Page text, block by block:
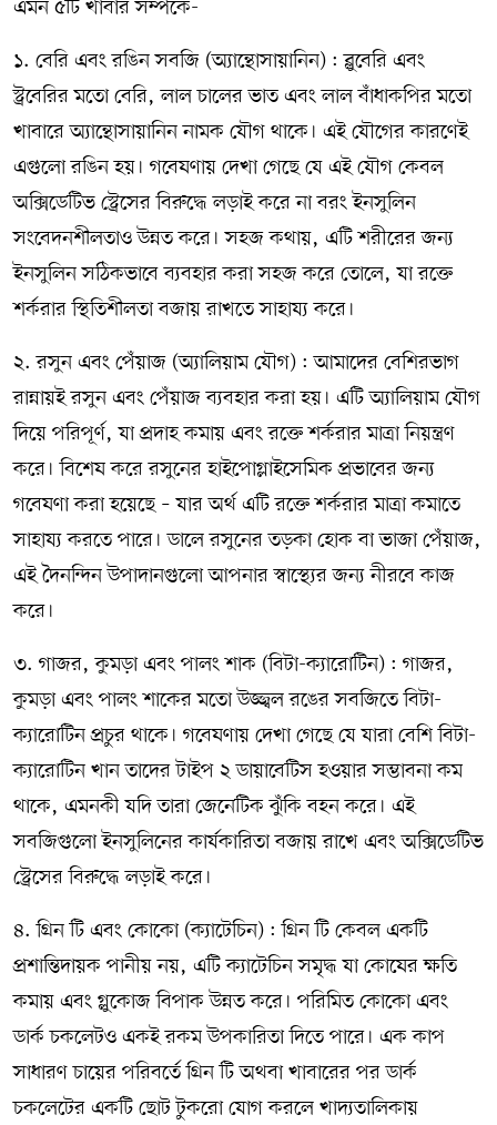
এমন ৫টি খাবার সম্পর্কে-
১. বেরি এবং রঙিন সবজি (অ্যান্থোসায়ানিন) : ব্লুবেরি এবং
স্ট্রবেরির মতো বেরি, লাল চালের ভাত এবং লাল বাঁধাকপির মতো
খাবারে অ্যান্থোসায়ানিন নামক যৌগ থাকে। এই যৌগের কারণেই
এগুলো রঙিন হয়। গবেষণায় দেখা গেছে যে এই যৌগ কেবল
অক্সিডেটিভ স্ট্রেসের বিরুদ্ধে লড়াই করে না বরং ইনসুলিন
সংবেদনশীলতাও উন্নত করে। সহজ কথায়, এটি শরীরের জন্য
ইনসুলিন সঠিকভাবে ব্যবহার করা সহজ করে তোলে, যা রক্তে
শর্করার স্থিতিশীলতা বজায় রাখতে সাহায্য করে।
২. রসুন এবং পেঁয়াজ (অ্যালিয়াম যৌগ) : আমাদের বেশিরভাগ
রান্নায়ই রসুন এবং পেঁয়াজ ব্যবহার করা হয়। এটি অ্যালিয়াম যৌগ
দিয়ে পরিপূর্ণ, যা প্রদাহ কমায় এবং রক্তে শর্করার মাত্রা নিয়ন্ত্রণ
করে। বিশেষ করে রসুনের হাইপোগ্লাইসেমিক প্রভাবের জন্য
গবেষণা করা হয়েছে – যার অর্থ এটি রক্তে শর্করার মাত্রা কমাতে
সাহায্য করতে পারে। ডালে রসুনের তড়কা হোক বা ভাজা পেঁয়াজ,
এই দৈনন্দিন উপাদানগুলো আপনার স্বাস্থ্যের জন্য নীরবে কাজ
করে।
৩. গাজর, কুমড়া এবং পালং শাক (বিটা-ক্যারোটিন) : গাজর,
কুমড়া এবং পালং শাকের মতো উজ্জ্বল রঙের সবজিতে বিটা-
ক্যারোটিন প্রচুর থাকে। গবেষণায় দেখা গেছে যে যারা বেশি বিটা-
ক্যারোটিন খান তাদের টাইপ ২ ডায়াবেটিস হওয়ার সম্ভাবনা কম
থাকে, এমনকী যদি তারা জেনেটিক ঝুঁকি বহন করে। এই
সবজিগুলো ইনসুলিনের কার্যকারিতা বজায় রাখে এবং অক্সিডেটিভ
স্ট্রেসের বিরুদ্ধে লড়াই করে।
৪. গ্রিন টি এবং কোকো (ক্যাটেচিন) : গ্রিন টি কেবল একটি
প্রশান্তিদায়ক পানীয় নয়, এটি ক্যাটেচিন সমৃদ্ধ যা কোষের ক্ষতি
কমায় এবং গ্লুকোজ বিপাক উন্নত করে। পরিমিত কোকো এবং
ডার্ক চকলেটও একই রকম উপকারিতা দিতে পারে। এক কাপ
সাধারণ চায়ের পরিবর্তে গ্রিন টি অথবা খাবারের পর ডার্ক
চকলেটের একটি ছোট টুকরো যোগ করলে খাদ্যতালিকায়